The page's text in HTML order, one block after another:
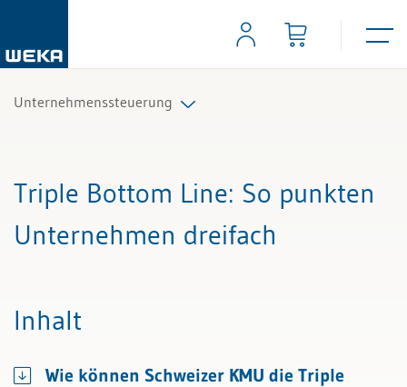
Unternehmenssteuerung
Triple Bottom Line: So punkten
Unternehmen dreifach
Inhalt
Wie können Schweizer KMU die Triple